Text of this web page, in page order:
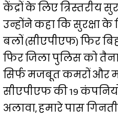
केंद्रों के लिए त्रिस्तरीय
उन्होंने कहा कि सुरक्षा के
बलों (सीएपीएफ) फिर
फिर जिला पुलिस को
सिर्फ मजबूत कमरों और
सीएपीएफ की 19
अलावा, हमारे पास